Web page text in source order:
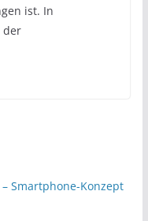
ist. In
der
Smartphone-Konzept